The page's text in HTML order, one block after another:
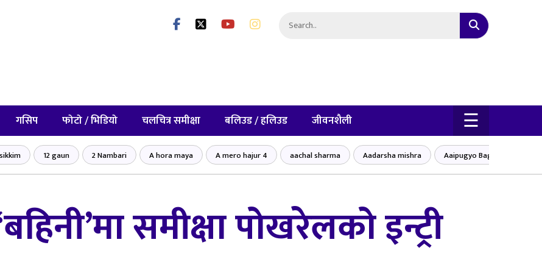
☰
गसिप फोटो / भिडियो चलचित्र समीक्षा बलिउड / हलिउड जीवनशैली
12 gaun 2 Nambari A hora maya A mero hajur 4 aachal sharma Aadarsha mishra Aaipugyo Baglung bajar
समीक्षा पोखरेलको इन्ट्री